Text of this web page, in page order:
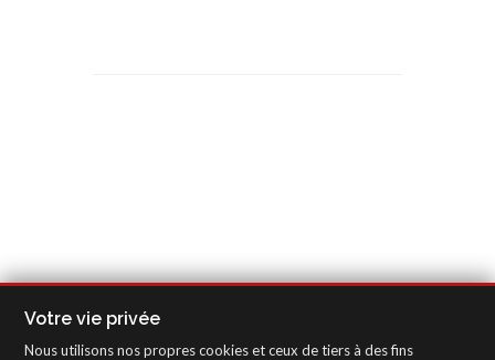
Votre vie privée
Nous utilisons nos propres cookies et ceux de tiers à des fins